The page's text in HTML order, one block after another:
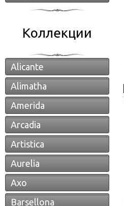
Коллекции
Alicante
Alimatha
Amerida
Arcadia
Artistica
Aurelia
Axo
Barsellona